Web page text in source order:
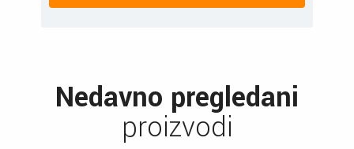
Nedavno pregledani
proizvodi